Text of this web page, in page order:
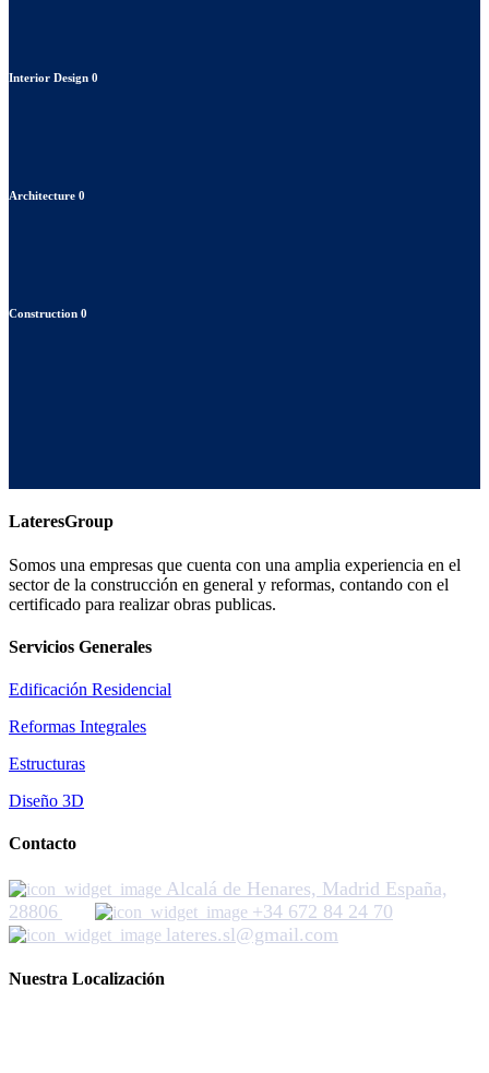
Interior Design 0
Architecture 0
Construction 0
LateresGroup
Somos una empresas que cuenta con una amplia experiencia en el
sector de la construcción en general y reformas, contando con el
certificado para realizar obras publicas.
Servicios Generales
Edificación Residencial
Reformas Integrales
Estructuras
Diseño 3D
Contacto
Alcalá de Henares, Madrid España,
28806
+34 672 84 24 70
lateres.sl@gmail.com
Nuestra Localización